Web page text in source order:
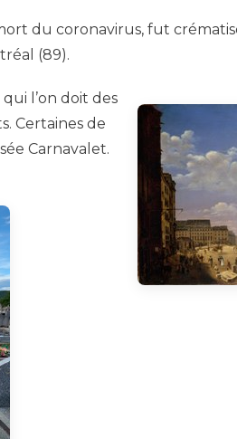
du coronavirus, fut
(89).
l’on doit des
Certaines de
Carnavalet.